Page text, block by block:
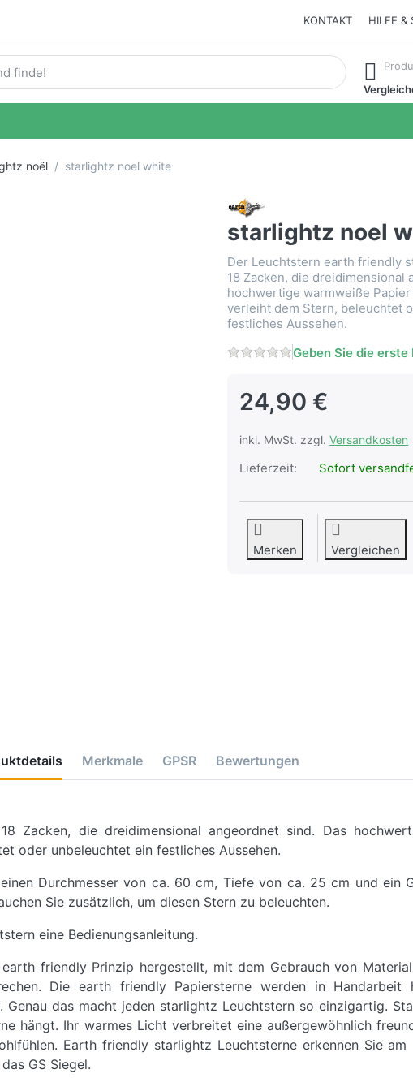
KONTAKT HILFE &
Suchbegriff ein. Während Sie tippen, erscheinen automatisch erste
noël starlightz noel white
starlightz noel
Der Leuchtstern earth friendly
18 Zacken, die dreidimensional
hochwertige warmweiße
verleiht dem Stern, beleuchtet
festliches Aussehen.
Geben Sie die
24,90 €
inkl. MwSt. zzgl.Versandkosten
Lieferzeit: Sofort
Merken Vergleichen
Merkmale GPSR Bewertungen
Zacken, die dreidimensional angeordnet sind. Das
oder unbeleuchtet ein festliches Aussehen.
Durchmesser von ca. 60 cm, Tiefe von ca. 25 cm und ein
Sie zusätzlich, um diesen Stern zu beleuchten.
eine Bedienungsanleitung.
friendly Prinzip hergestellt, mit dem Gebrauch von
Die earth friendly Papiersterne werden in
das macht jeden starlightz Leuchtstern so einzigartig.
hängt. Ihr warmes Licht verbreitet eine außergewöhnlich
Earth friendly starlightz Leuchtsterne erkennen Sie am
GS Siegel.